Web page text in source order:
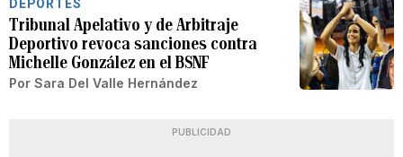
DEPORTES
Tribunal Apelativo y de Arbitraje
Deportivo revoca sanciones contra
Michelle González en el BSNF
Por Sara Del Valle Hernández
PUBLICIDAD